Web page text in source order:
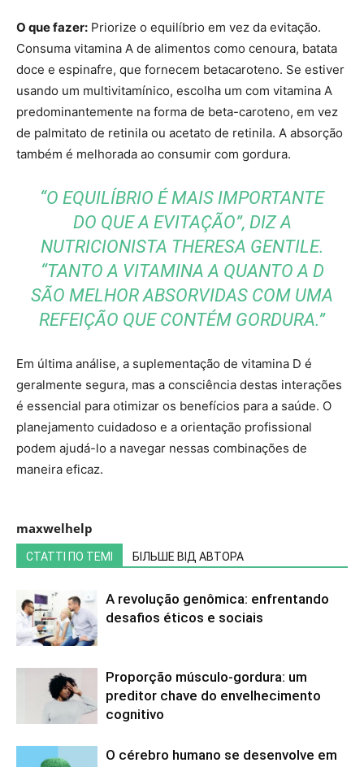
O que fazer: Priorize o equilíbrio em vez da evitação.
Consuma vitamina A de alimentos como cenoura, batata
doce e espinafre, que fornecem betacaroteno. Se estiver
usando um multivitamínico, escolha um com vitamina A
predominantemente na forma de beta-caroteno, em vez
de palmitato de retinila ou acetato de retinila. A absorção
também é melhorada ao consumir com gordura.
“O EQUILÍBRIO É MAIS IMPORTANTE
DO QUE A EVITAÇÃO”, DIZ A
NUTRICIONISTA THERESA GENTILE.
“TANTO A VITAMINA A QUANTO A D
SÃO MELHOR ABSORVIDAS COM UMA
REFEIÇÃO QUE CONTÉM GORDURA.”
Em última análise, a suplementação de vitamina D é
geralmente segura, mas a consciência destas interações
é essencial para otimizar os benefícios para a saúde. O
planejamento cuidadoso e a orientação profissional
podem ajudá-lo a navegar nessas combinações de
maneira eficaz.
maxwelhelp
СТАТТІ ПО ТЕМІ БІЛЬШЕ ВІД АВТОРА
A revolução genômica: enfrentando
desafios éticos e sociais
Proporção músculo-gordura: um
preditor chave do envelhecimento
cognitivo
O cérebro humano se desenvolve em